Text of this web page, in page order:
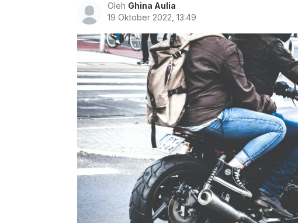
Oleh Ghina Aulia
19 Oktober 2022, 13:49